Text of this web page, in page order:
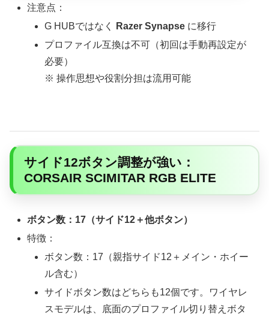
注意点：
G HUBではなく
Razer Synapse に移行
プロファイル互換は不可（初回は手動再設定が
必要）
※ 操作思想や役割分担は流用可能
サイド12ボタン調整が強い：
CORSAIR SCIMITAR RGB ELITE
ボタン数：17（サイド12＋他ボタン）
特徴：
ボタン数：17（親指サイド12＋メイン・ホイー
ル含む）
サイドボタン数はどちらも12個です。ワイヤレ
スモデルは、底面のプロファイル切り替えボタ